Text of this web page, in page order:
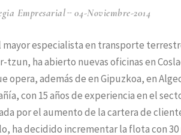
Empresarial 04-Noviembre-2014
mayor especialista en transporte
tzun, ha abierto nuevas oficinas en
opera, además de en Gipuzkoa, en
con 15 años de experiencia en el
por el aumento de la cartera de
ha decidido incrementar la flota con